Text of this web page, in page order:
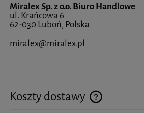
Miralex Sp. z o.o. Biuro Handlowe
ul. Krańcowa 6
62-030 Luboń, Polska
miralex@miralex.pl
Koszty dostawy
Cena nie zawiera ewentualnych kosztów płatności